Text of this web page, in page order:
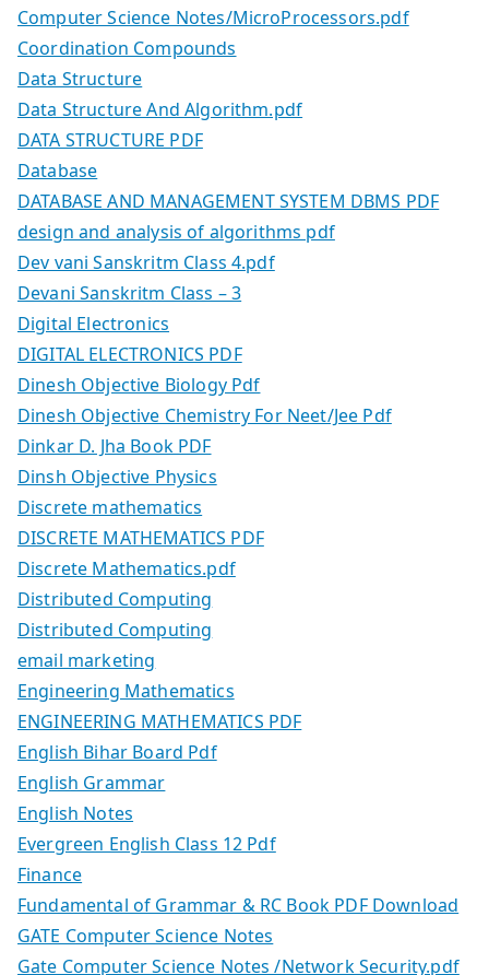
Computer Science Notes/MicroProcessors.pdf
Coordination Compounds
Data Structure
Data Structure And Algorithm.pdf
DATA STRUCTURE PDF
Database
DATABASE AND MANAGEMENT SYSTEM DBMS PDF
design and analysis of algorithms pdf
Dev vani Sanskritm Class 4.pdf
Devani Sanskritm Class – 3
Digital Electronics
DIGITAL ELECTRONICS PDF
Dinesh Objective Biology Pdf
Dinesh Objective Chemistry For Neet/Jee Pdf
Dinkar D. Jha Book PDF
Dinsh Objective Physics
Discrete mathematics
DISCRETE MATHEMATICS PDF
Discrete Mathematics.pdf
Distributed Computing
Distributed Computing
email marketing
Engineering Mathematics
ENGINEERING MATHEMATICS PDF
English Bihar Board Pdf
English Grammar
English Notes
Evergreen English Class 12 Pdf
Finance
Fundamental of Grammar & RC Book PDF Download
GATE Computer Science Notes
Gate Computer Science Notes /Network Security.pdf